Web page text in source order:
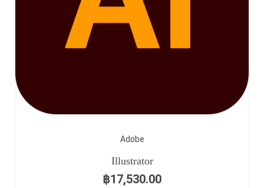
Adobe
Illustrator
฿17,530.00